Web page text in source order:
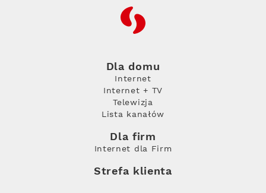
RFC
Dla domu
Internet
Internet + TV
Telewizja
Lista kanałów
Dla firm
Internet dla Firm
Strefa klienta